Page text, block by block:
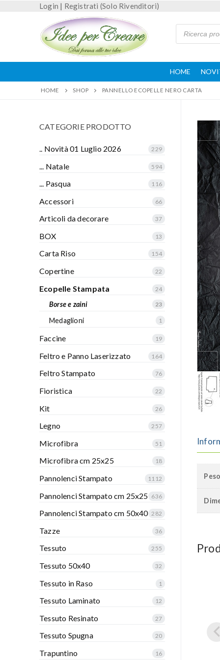
Login | Registrati (Solo Rivenditori)
HOME
HOME SHOP PANNELLO ECOPELLE NERO CARTA
CATEGORIE PRODOTTO
.. Novità 01 Luglio 2026 229
... Natale 594
... Pasqua 116
Accessori 66
Articoli da decorare 37
BOX 13
Carta Riso 154
Copertine 22
Ecopelle Stampata 24
Borse e zaini 23
Medaglioni 1
Faccine 19
Feltro e Panno Laserizzato 164
Feltro Stampato 76
Fioristica 22
Kit 26
Legno 257
Microfibra 51
Microfibra cm 25x25 18
Pannolenci Stampato 1112
Pannolenci Stampato cm 25x25 636
Pannolenci Stampato cm 50x40 282
Tazze 36
Tessuto 255
Tessuto 50x40 32
Tessuto in Raso 1
Tessuto Laminato 12
Tessuto Resinato 27
Tessuto Spugna 20
Trapuntino 16